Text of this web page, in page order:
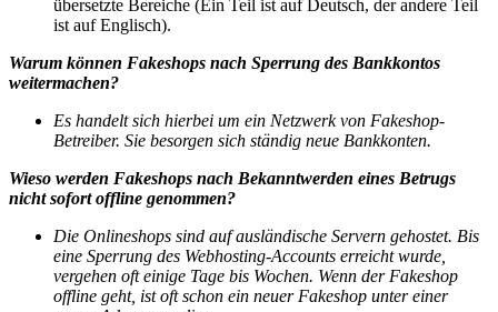
übersetzte Bereiche (Ein Teil ist auf Deutsch, der andere Teil
ist auf Englisch).
Warum können Fakeshops nach Sperrung des Bankkontos
weitermachen?
Es handelt sich hierbei um ein Netzwerk von Fakeshop-
Betreiber. Sie besorgen sich ständig neue Bankkonten.
Wieso werden Fakeshops nach Bekanntwerden eines Betrugs
nicht sofort offline genommen?
Die Onlineshops sind auf ausländische Servern gehostet. Bis
eine Sperrung des Webhosting-Accounts erreicht wurde,
vergehen oft einige Tage bis Wochen. Wenn der Fakeshop
offline geht, ist oft schon ein neuer Fakeshop unter einer